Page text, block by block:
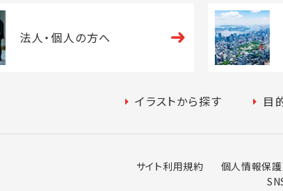
法人・個人の方へ
イラストから探す 目
サイト利用規約 個人情報保